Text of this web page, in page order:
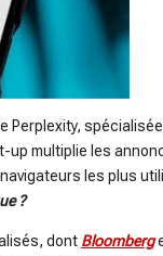
Perplexity,
up multiplie les
navigateurs les plus
?
dont Bloomberg